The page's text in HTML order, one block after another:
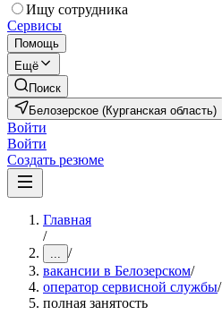
Ищу сотрудника
Сервисы
Помощь
Ещё
Поиск
Белозерское (Курганская область)
Войти
Войти
Создать резюме
Главная
/
... /
вакансии в Белозерском/
оператор сервисной службы/
полная занятость